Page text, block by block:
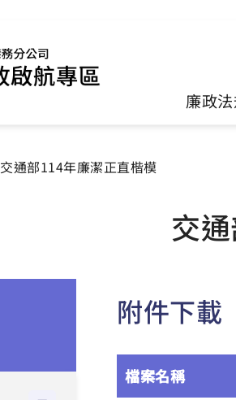
廉政
交通部114年廉潔正直楷模
交
附件下載
檔案名稱